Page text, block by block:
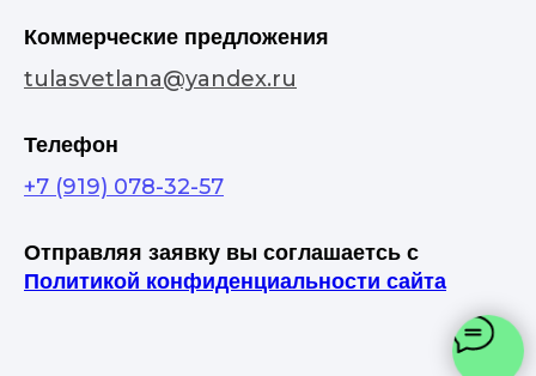
Коммерческие предложения
tulasvetlana@yandex.ru
Телефон
+7 (919) 078-32-57
Отправляя заявку вы соглашаетсь с
Политикой конфиденциальности сайта